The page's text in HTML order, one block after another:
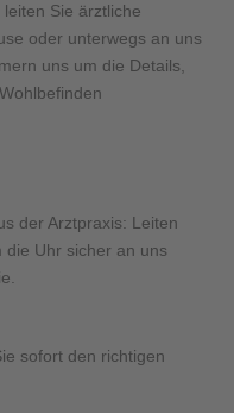
leiten Sie ärztliche
oder unterwegs an uns
uns um die Details,
der Arztpraxis: Leiten
die Uhr sicher an uns
sofort den richtigen